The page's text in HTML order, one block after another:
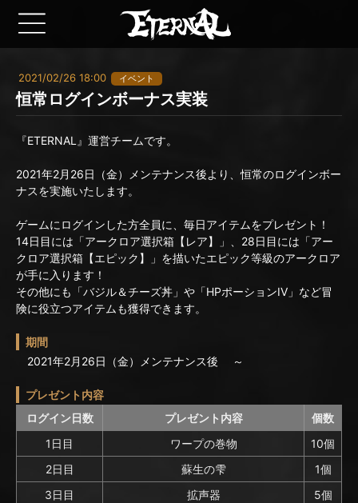
2021/02/26 18:00 イベント
恒常ログインボーナス実装
『ETERNAL』運営チームです。
2021年2月26日（金）メンテナンス後より、恒常のログインボー
ナスを実施いたします。
ゲームにログインした方全員に、毎日アイテムをプレゼント！
14日目には「アークロア選択箱【レア】」、28日目には「アー
クロア選択箱【エピック】」を描いたエピック等級のアークロア
が手に入ります！
その他にも「バジル＆チーズ丼」や「HPポーションIV」など冒
険に役立つアイテムも獲得できます。
期間
2021年2月26日（金）メンテナンス後 ～
プレゼント内容
ログイン日数
プレゼント内容
個数
1日目
ワープの巻物
10個
2日目
蘇生の雫
1個
3日目
拡声器
5個